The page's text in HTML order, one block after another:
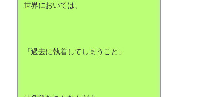
世界においては、
「過去に執着してしまうこと」